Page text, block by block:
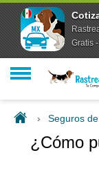
› Seguros
¿Cómo
Gratis